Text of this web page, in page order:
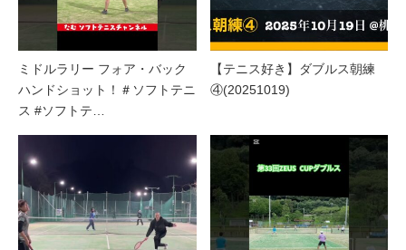
ミドルラリー フォア・バック
ハンドショット！＃ソフトテニ
ス #ソフトテ…
【テニス好き】ダブルス朝練
④(20251019)